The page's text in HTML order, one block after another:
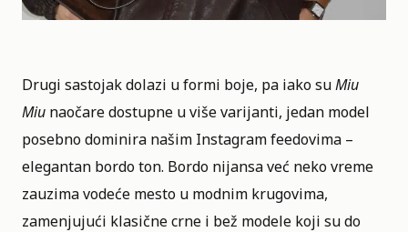
Drugi sastojak dolazi u formi boje, pa iako suMiu
Miu naočare dostupne u više varijanti, jedan model
posebno dominira našim Instagram feedovima –
elegantan bordo ton. Bordo nijansa već neko vreme
zauzima vodeće mesto u modnim krugovima,
zamenjujući klasične crne i bež modele koji su do